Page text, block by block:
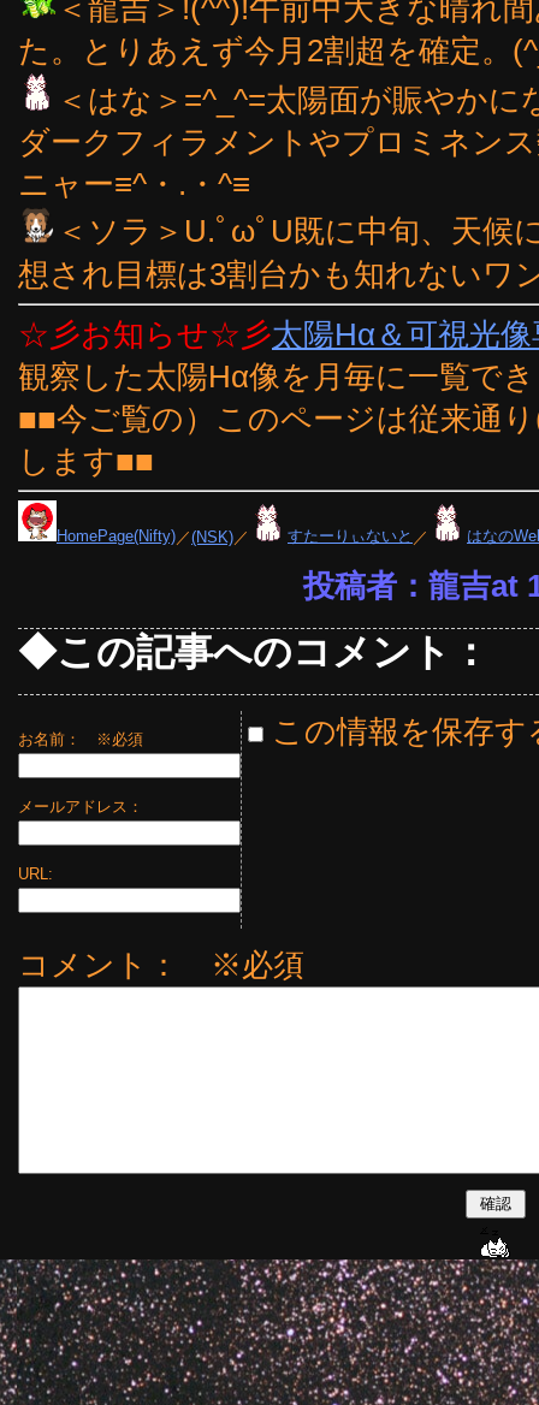
＜龍吉＞!(^^)!午前中大きな晴れ
た。とりあえず今月2割超を確定。
＜はな＞=^_^=太陽面が賑やか
ダークフィラメントやプロミネン
ニャー≡^・.・^≡
＜ソラ＞U.ﾟωﾟU既に中旬、天候
想され目標は3割台かも知れない
☆彡お知らせ☆彡太陽Hα＆可視光
観察した太陽Hα像を月毎に一覧で
■■今ご覧の）このページは従来通
します■■
HomePage(Nifty) ／(NSK) ／ すたーりぃないと ／ はなの
投稿者：龍吉at
◆この記事へのコメント：
お名前： ※必須
メールアドレス：
URL:
この情報を保存す
コメント： ※必須